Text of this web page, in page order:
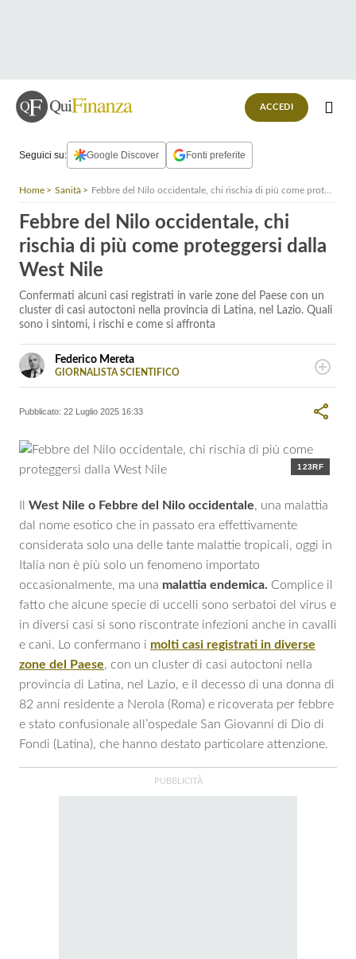
ACCEDI
Seguici su: Google Discover Fonti preferite
Home Sanità Febbre del Nilo occidentale, chi rischia di più come proteggersi dalla West Nile
Febbre del Nilo occidentale, chi
rischia di più come proteggersi dalla
West Nile
Confermati alcuni casi registrati in varie zone del Paese con un
cluster di casi autoctoni nella provincia di Latina, nel Lazio. Quali
sono i sintomi, i rischi e come si affronta
Federico Mereta
GIORNALISTA SCIENTIFICO
Laureato in medicina e Chirurgia ha da subito abbracciato
scienza e la salute è la sua passione, perché crede che la
collaborato e ancora scrive per diverse testate, on e
Pubblicato: 22 Luglio 2025 16:33
123RF
West Nile o Febbre del Nilo occidentale, una malattia
dal nome esotico che in passato era effettivamente
considerata solo una delle tante malattie tropicali, oggi in
Italia non è più solo un fenomeno importato
occasionalmente, ma una malattia endemica. Complice il
fatto che alcune specie di uccelli sono serbatoi del virus e
in diversi casi si sono riscontrate infezioni anche in cavalli
e cani. Lo confermano i molti casi registrati in diverse
zone del Paese, con un cluster di casi autoctoni nella
provincia di Latina, nel Lazio, e il decesso di una donna di
82 anni residente a Nerola (Roma) e ricoverata per febbre
e stato confusionale all’ospedale San Giovanni di Dio di
Fondi (Latina), che hanno destato particolare attenzione.